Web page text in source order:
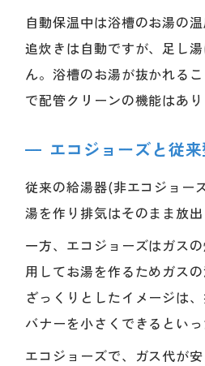
自動保温中は浴槽のお湯の
追炊きは自動ですが、足し
ん。浴槽のお湯が抜かれる
で配管クリーンの機能はあり
エコジョーズと従
従来の給湯器(非エコジョー
湯を作り排気はそのまま放出
一方、エコジョーズはガス
用してお湯を作るためガスの
ざっくりとしたイメージは
バナーを小さくできるといっ
エコジョーズで、ガス代が